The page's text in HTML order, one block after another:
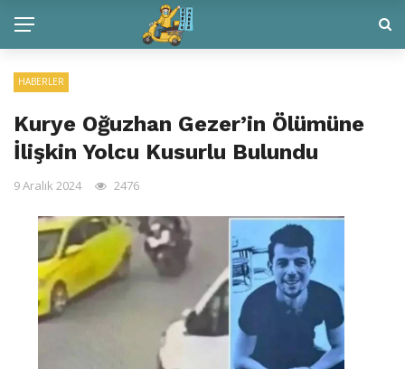
HABERLER
Kurye Oğuzhan Gezer’in Ölümüne
İlişkin Yolcu Kusurlu Bulundu
9 Aralık 2024 2476